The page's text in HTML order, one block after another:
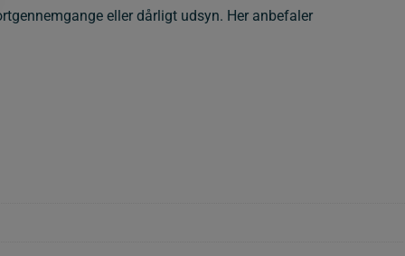
eller dårligt udsyn. Her anbefaler